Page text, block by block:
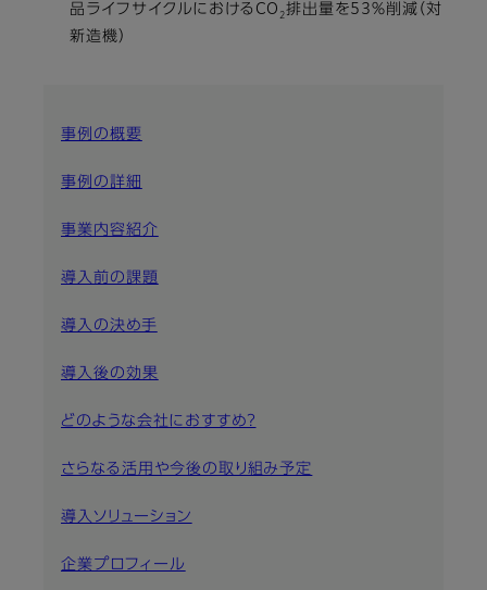
品ライフサイクルにおけるCO 2排出量を53％削減（対
新造機）
事例の概要
事例の詳細
事業内容紹介
導入前の課題
導入の決め手
導入後の効果
どのような会社におすすめ？
さらなる活用や今後の取り組み予定
導入ソリューション
企業プロフィール